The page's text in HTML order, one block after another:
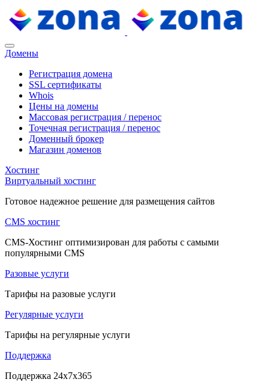
Домены
Регистрация домена
SSL сертификаты
Whois
Цены на домены
Массовая регистрация / перенос
Точечная регистрация / перенос
Доменный брокер
Магазин доменов
Хостинг
Виртуальный хостинг
Готовое надежное решение для размещения сайтов
CMS хостинг
CMS-Хостинг оптимизирован для работы с самыми
популярными CMS
Разовые услуги
Тарифы на разовые услуги
Регулярные услуги
Тарифы на регулярные услуги
Поддержка
Поддержка 24x7x365